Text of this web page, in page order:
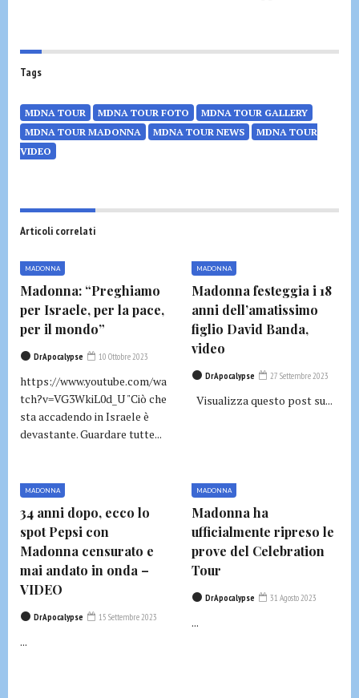
Tags
MDNA TOUR MDNA TOUR FOTO
MDNA TOUR GALLERY
MDNA TOUR MADONNA
MDNA TOUR NEWS
MDNA TOUR
VIDEO
Articoli correlati
MADONNA
Madonna: “Preghiamo
per Israele, per la pace,
per il mondo”
DrApocalypse 10 Ottobre 2023
https://www.youtube.com/wa
tch?v=VG3WkiL0d_U "Ciò che
sta accadendo in Israele è
devastante. Guardare tutte...
MADONNA
Madonna festeggia i 18
anni dell’amatissimo
figlio David Banda,
video
DrApocalypse 27 Settembre 2023
Visualizza questo post su...
MADONNA
34 anni dopo, ecco lo
spot Pepsi con
Madonna censurato e
mai andato in onda –
VIDEO
DrApocalypse 15 Settembre 2023
...
MADONNA
Madonna ha
ufficialmente ripreso le
prove del Celebration
Tour
DrApocalypse 31 Agosto 2023
...